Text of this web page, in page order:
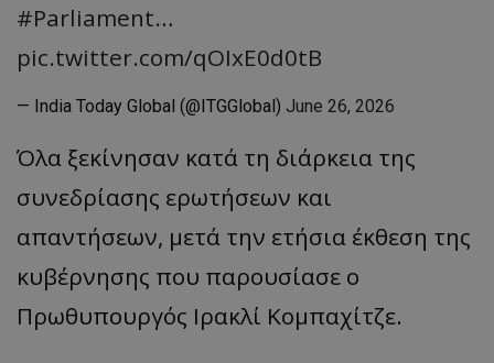
#Parliament…
pic.twitter.com/qOIxE0d0tB
— India Today Global (@ITGGlobal) June 26, 2026
Όλα ξεκίνησαν κατά τη διάρκεια της
συνεδρίασης ερωτήσεων και
απαντήσεων, μετά την ετήσια έκθεση της
κυβέρνησης που παρουσίασε ο
Πρωθυπουργός Ιρακλί Κομπαχίτζε.